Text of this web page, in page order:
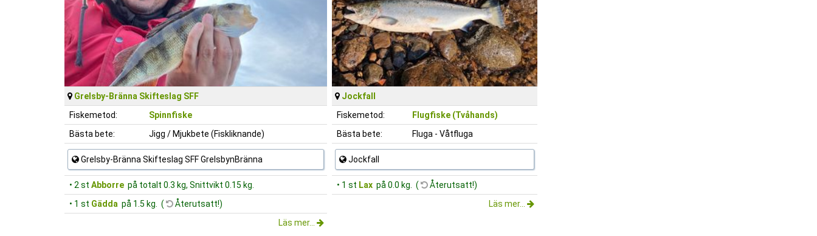
Grelsby-Bränna Skifteslag SFF
Fiskemetod:
Spinnfiske
Bästa bete:
Jigg / Mjukbete (Fiskliknande)
Grelsby-Bränna Skifteslag SFF GrelsbynBränna
• 2 st Abborre på totalt 0.3 kg, Snittvikt 0.15 kg.
• 1 st Gädda på 1.5 kg. (
Återutsatt!)
Läs mer...
Jockfall
Fiskemetod:
Flugfiske (Tvåhands)
Bästa bete:
Fluga - Våtfluga
Jockfall
• 1 st Lax på 0.0 kg. (
Återutsatt!)
Läs mer...